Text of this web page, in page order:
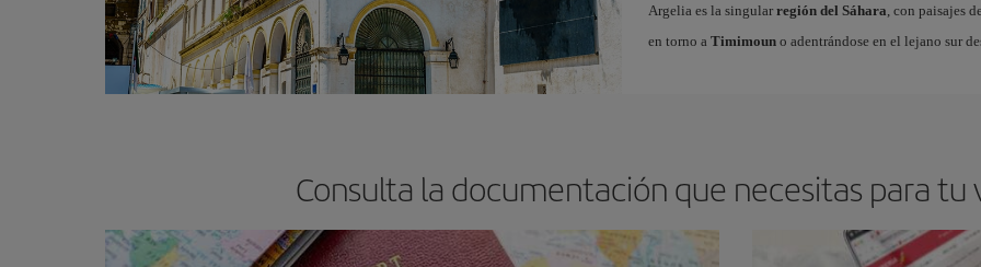
Argelia es la singular región del Sáhara , con paisajes
en torno a Timimouno adentrándose en el lejano sur
Consulta la documentación que necesitas para tu